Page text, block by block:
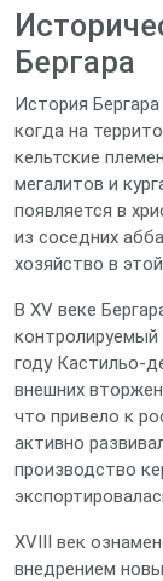
Бергара
История
когда на
кельтские
мегалитов и
появляется в
из соседних
хозяйство в
В XV веке
контролируемый
году Кастильо-
внешних
что привело к
активно
производство
XVIII век
внедрением